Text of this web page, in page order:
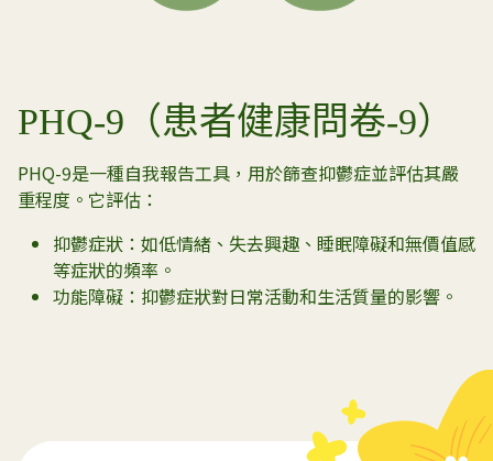
PHQ-9（患者健康問卷-9）
PHQ-9是一種自我報告工具，用於篩查抑鬱症並評估其嚴
重程度。它評估：
抑鬱症狀：如低情緒、失去興趣、睡眠障礙和無價值感
等症狀的頻率。
功能障礙：抑鬱症狀對日常活動和生活質量的影響。